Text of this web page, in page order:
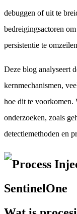
debuggen of uit te
bedreigingsactoren
persistentie te
Deze blog analyseert
kernmechanismen,
hoe dit te voorkomen.
onderzoeken, zoals
detectiemethoden en